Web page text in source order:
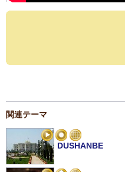
関連テーマ
DUSHANBE